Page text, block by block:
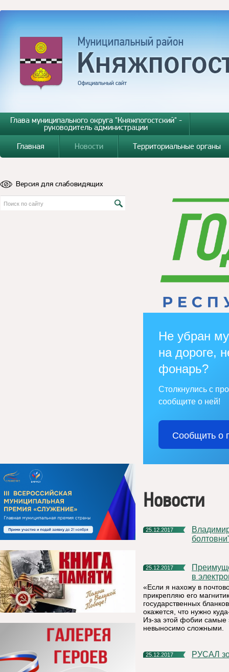
Глава муниципального округа "Княжпогостский" -
руководитель администрации
Главная
Новости Территориальные органы
Версия для слабовидящих
Не убран
на дороге,
фонарь?
Столкнулись с
сообщите о ней!
Сообщить о
Новости
25.12.2017
Владимир Путин: "Работать следует без популизма и пустой
25.12.2017
Преимущества получения гражданами муниципальных услуг
в
«Если я нахожу в
прикрепляю его
государственных
окажется, что нужно
Из-за этой фобии самые
невыносимо сложными.
25.12.2017 РУСАЛ